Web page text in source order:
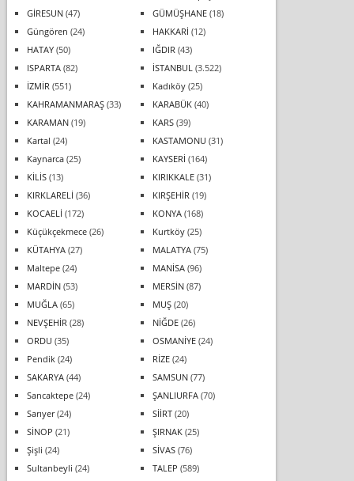
GİRESUN(47) GÜMÜŞHANE(18)
Güngören (24) HAKKARİ (12)
HATAY(50) IĞDIR (43)
ISPARTA(82) İSTANBUL (3.522)
İZMİR (551) Kadıköy(25)
KAHRAMANMARAŞ(33) KARABÜK(40)
KARAMAN(19) KARS(39)
Kartal (24) KASTAMONU (31)
Kaynarca(25) KAYSERİ (164)
KİLİS(13) KIRIKKALE(31)
KIRKLARELİ (36) KIRŞEHİR (19)
KOCAELİ (172) KONYA(168)
Küçükçekmece(26) Kurtköy(25)
KÜTAHYA(27) MALATYA(75)
Maltepe(24) MANİSA(96)
MARDİN(53) MERSİN(87)
MUĞLA(65) MUŞ(20)
NEVŞEHİR (28) NİĞDE(26)
ORDU (35) OSMANİYE(24)
Pendik(24) RİZE(24)
SAKARYA(44) SAMSUN(77)
Sancaktepe(24) ŞANLIURFA(70)
Sarıyer(24) SİİRT(20)
SİNOP (21) ŞIRNAK(25)
Şişli (24) SİVAS(76)
Sultanbeyli (24) TALEP (589)